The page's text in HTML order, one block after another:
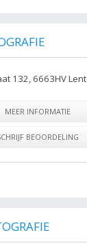
132, 6663HV Lent
MEER INFORMATIE
BEOORDELING